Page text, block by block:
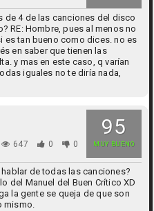
de 4 de las canciones del disco
RE: Hombre, pues al menos no
es tan bueno como dices. no es
en saber que tienen las
y mas en este caso, q varían
iguales no te diría nada,
95
MUY BUENO
647 0 0
de todas las canciones?
del Manuel del Buen Crítico XD
la gente se queja de que son
mismo.